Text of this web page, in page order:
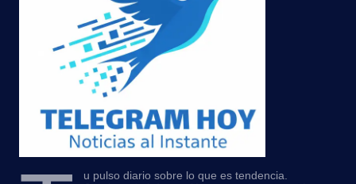
u pulso diario sobre lo que es tendencia.